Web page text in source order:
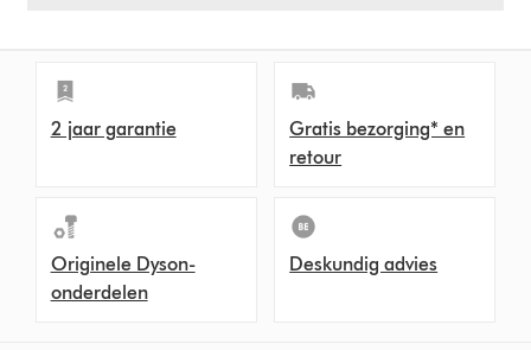
2 jaar garantie
Gratis bezorging* en
retour
Originele Dyson-
onderdelen
Deskundig advies